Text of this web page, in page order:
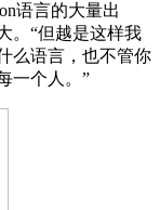
语言的大量出
。“但越是这样我
么语言，也不管你
一个人。”